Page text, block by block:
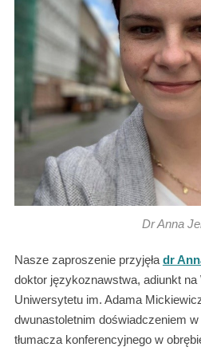
Dr Anna
Nasze zaproszenie przyjęła dr
doktor językoznawstwa, adiunkt
Uniwersytetu im. Adama
dwunastoletnim doświadczeniem
tłumacza konferencyjnego w